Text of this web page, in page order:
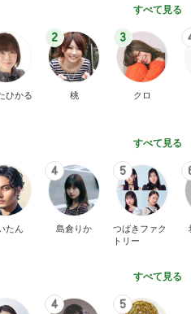
すべて見る
ひかる
2
桃
3
クロ
すべて見る
たん
4
島倉りか
5
つばきファク
トリー
すべて見る
4 5